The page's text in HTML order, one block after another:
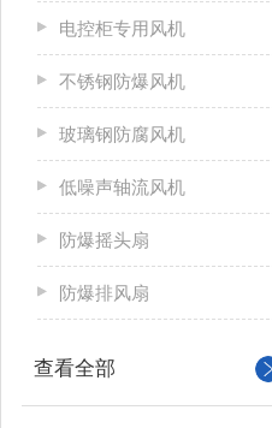
电控柜专用风机
不锈钢防爆风机
玻璃钢防腐风机
低噪声轴流风机
防爆摇头扇
防爆排风扇
查看全部